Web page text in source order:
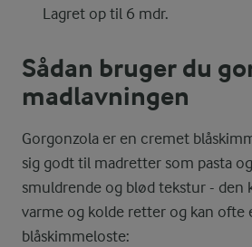
Lagret op til 6 mdr.
Sådan bruger du
madlavningen
Gorgonzola er en cremet
sig godt til madretter som pasta
smuldrende og blød tekstur - den
varme og kolde retter og kan ofte
blåskimmeloste: